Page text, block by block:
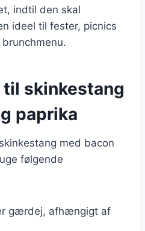
indtil den skal
ideel til fester, picnics
skinkestang
paprika
med bacon
følgende
gærdej, afhængigt af